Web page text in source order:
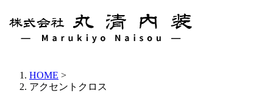
HOME >
アクセントクロス